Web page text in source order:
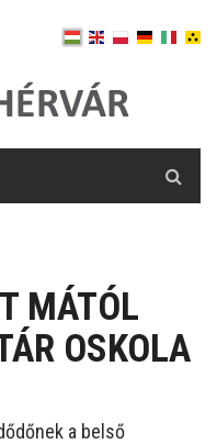
MÁTÓL
OSKOLA
a belső